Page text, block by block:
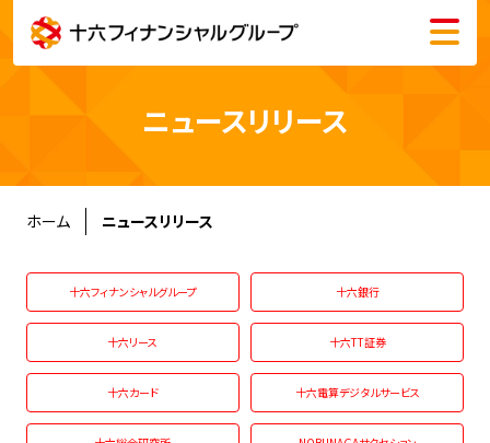
メニュー
会社情報
株主・投資家情報
サステナビリティ
採用情報
English
ニュースリリース
ホーム ニュースリリース
十六フィナンシャルグループ 十六銀行
十六リース 十六TT証券
十六カード 十六電算デジタルサービス